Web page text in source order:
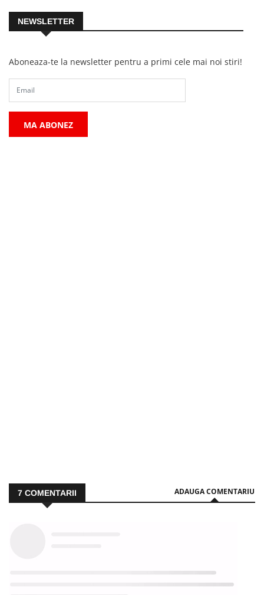
NEWSLETTER
Aboneaza-te la newsletter pentru a primi cele mai noi stiri!
MA ABONEZ
7 COMENTARII ADAUGA COMENTARIU